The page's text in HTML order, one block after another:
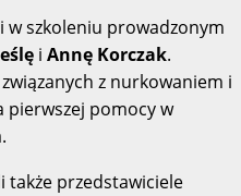
w szkoleniu prowadzonym
i Annę Korczak.
z nurkowaniem i
pierwszej pomocy w
także przedstawiciele